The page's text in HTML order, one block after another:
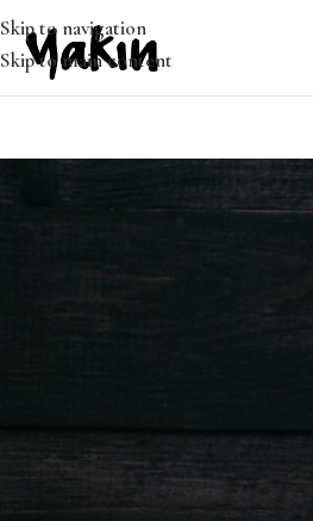
Skip to navigation
Skip to main content
Kadınlar